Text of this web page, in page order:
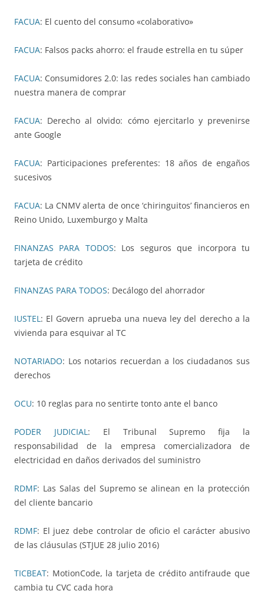
FACUA: El cuento del consumo «colaborativo»
FACUA: Falsos packs ahorro: el fraude estrella en tu súper
FACUA: Consumidores 2.0: las redes sociales han cambiado
nuestra manera de comprar
FACUA: Derecho al olvido: cómo ejercitarlo y prevenirse
ante Google
FACUA: Participaciones preferentes: 18 años de engaños
sucesivos
FACUA: La CNMV alerta de once ‘chiringuitos’ financieros en
Reino Unido, Luxemburgo y Malta
FINANZAS PARA TODOS: Los seguros que incorpora tu
tarjeta de crédito
FINANZAS PARA TODOS: Decálogo del ahorrador
IUSTEL: El Govern aprueba una nueva ley del derecho a la
vivienda para esquivar al TC
NOTARIADO: Los notarios recuerdan a los ciudadanos sus
derechos
OCU: 10 reglas para no sentirte tonto ante el banco
PODER JUDICIAL: El Tribunal Supremo fija la
responsabilidad de la empresa comercializadora de
electricidad en daños derivados del suministro
RDMF: Las Salas del Supremo se alinean en la protección
del cliente bancario
RDMF: El juez debe controlar de oficio el carácter abusivo
de las cláusulas (STJUE 28 julio 2016)
TICBEAT: MotionCode, la tarjeta de crédito antifraude que
cambia tu CVC cada hora